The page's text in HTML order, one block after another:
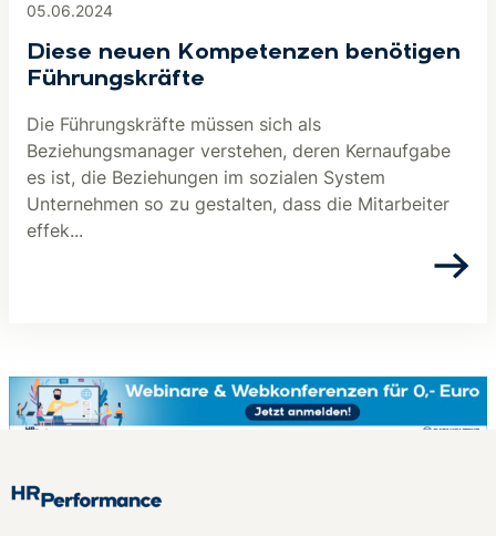
05.06.2024
Diese neuen Kompetenzen benötigen
Führungskräfte
Die Führungskräfte müssen sich als
Beziehungsmanager verstehen, deren Kernaufgabe
es ist, die Beziehungen im sozialen System
Unternehmen so zu gestalten, dass die Mitarbeiter
effek...